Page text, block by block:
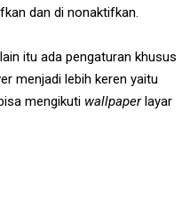
dan di nonaktifkan.
itu ada pengaturan khusus
menjadi lebih keren yaitu
mengikuti wallpaperlayar